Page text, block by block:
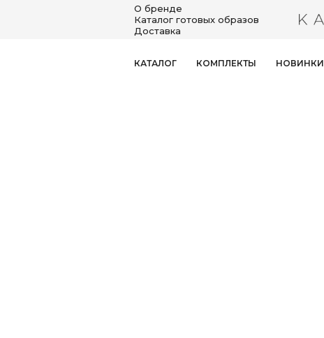
О бренде
Каталог готовых образов
Доставка
КАТАЛОГ КОМПЛЕКТЫ НОВИНКИ